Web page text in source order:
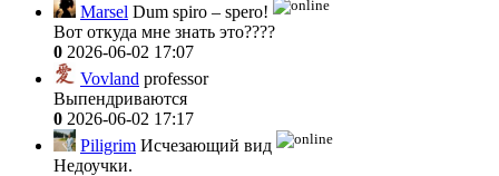
Marsel Dum spiro – spero!
Вот откуда мне знать это????
0 2026-06-02 17:07
Vovland professor
Выпендриваются
0 2026-06-02 17:17
Piligrim Исчезающий вид
Недоучки.